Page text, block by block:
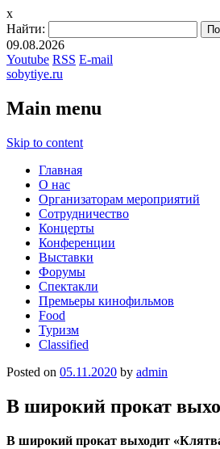
x
Найти:
09.08.2026
Youtube RSS E-mail
sobytiye.ru
Main menu
Skip to content
Главная
О нас
Организаторам мероприятий
Сотрудничество
Концерты
Конференции
Выставки
Форумы
Спектакли
Премьеры кинофильмов
Food
Туризм
Сlassified
Posted on 05.11.2020 by admin
В широкий прокат
В широкий прокат выходит